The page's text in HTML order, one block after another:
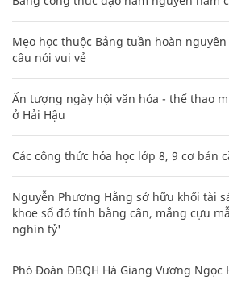
Mẹo học thuộc Bảng tuần hoàn
câu nói vui vẻ
Ấn tượng ngày hội văn hóa - thể thao
ở Hải Hậu
Các công thức hóa học lớp 8, 9 cơ bản
Nguyễn Phương Hằng sở hữu khối tài
khoe sổ đỏ tính bằng cân, mắng cựu
nghìn tỷ'
Phó Đoàn ĐBQH Hà Giang Vương Ngọc